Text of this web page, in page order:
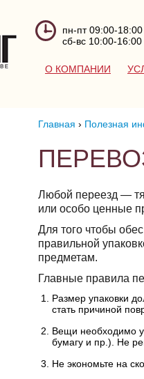
пн-пт 09:00-18:00
сб-вс 10:00-16:00
О КОМПАНИИ
Главная › Полезная
Любой переезд —
или особо ценные
Для того чтобы
правильной
предметам.
Главные правила
Размер упаковки
стать причиной
Вещи необходимо
бумагу и пр.). Не
Не экономьте на